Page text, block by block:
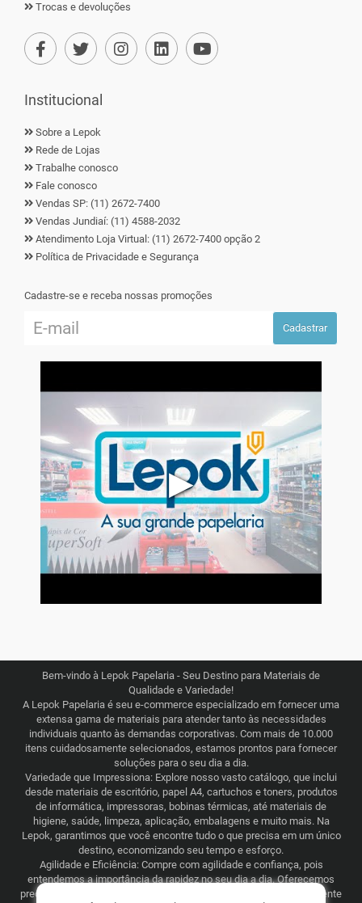
Trocas e devoluções
Institucional
Sobre a Lepok
Rede de Lojas
Trabalhe conosco
Fale conosco
Vendas SP: (11) 2672-7400
Vendas Jundiaí: (11) 4588-2032
Atendimento Loja Virtual: (11) 2672-7400 opção 2
Política de Privacidade e Segurança
Cadastre-se e receba nossas promoções
Cadastrar
▶
Bem-vindo à Lepok Papelaria - Seu Destino para Materiais de
Qualidade e Variedade!
A Lepok Papelaria é seu e-commerce especializado em fornecer uma
extensa gama de materiais para atender tanto às necessidades
individuais quanto às demandas corporativas. Com mais de 10.000
itens cuidadosamente selecionados, estamos prontos para fornecer
soluções para o seu dia a dia.
Variedade que Impressiona: Explore nosso vasto catálogo, que inclui
desde materiais de escritório, papel A4, cartuchos e toners, produtos
de informática, impressoras, bobinas térmicas, até materiais de
higiene, saúde, limpeza, aplicação, embalagens e muito mais. Na
Lepok, garantimos que você encontre tudo o que precisa em um único
destino, economizando seu tempo e esforço.
Agilidade e Eficiência: Compre com agilidade e confiança, pois
entendemos a importância da rapidez no seu dia a dia. Oferecemos
preços justos e competitivos, combinados com uma logística eficiente